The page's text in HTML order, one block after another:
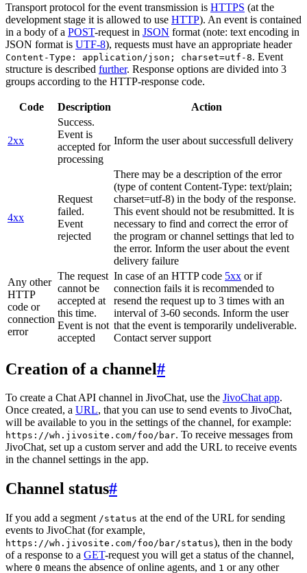
Transport protocol for the event transmission is HTTPS (at the
development stage it is allowed to use HTTP). An event is contained
in a body of a POST-request in JSON format (note: text encoding in
JSON format is UTF-8), requests must have an appropriate header
Content-Type: application/json; charset=utf-8. Event
structure is described further. Response options are divided into 3
groups according to the HTTP-response code.
Code Description Action
2xx
Success.
Event is
accepted for
processing
Inform the user about successfull delivery
4xx
Request
failed.
Event
rejected
There may be a description of the error
(type of content Content-Type: text/plain;
charset=utf-8) in the body of the response.
This event should not be resubmitted. It is
necessary to find and correct the error of
the program or channel settings that led to
the error. Inform the user about the event
delivery failure
Any other
HTTP
code or
connection
error
The request
cannot be
accepted at
this time.
Event is not
accepted
In case of an HTTP code 5xx or if
connection fails it is recommended to
resend the request up to 3 times with an
interval of 3-60 seconds. Inform the user
that the event is temporarily undeliverable.
Contact server support
Creation of a channel#
To create a Chat API channel in JivoChat, use the JivoChat app.
Once created, a URL, that you can use to send events to JivoChat,
will be available to you in the settings of the channel, for example:
https://wh.jivosite.com/foo/bar. To receive messages from
JivoChat, set up a custom server and add the URL to receive events
in the channel settings in the app.
Channel status#
If you add a segment /status at the end of the URL for sending
events to JivoChat (for example,
https://wh.jivosite.com/foo/bar/status), then in the body
of a response to a GET-request you will get a status of the channel,
where 0 means the absence of online agents, and 1 or any other